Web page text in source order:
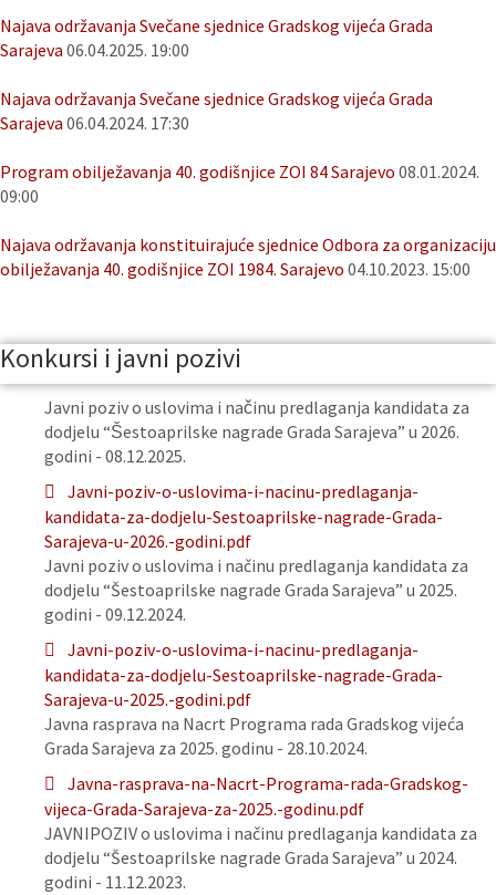
Najava održavanja Svečane sjednice Gradskog vijeća Grada
Sarajeva 06.04.2025. 19:00
Najava održavanja Svečane sjednice Gradskog vijeća Grada
Sarajeva 06.04.2024. 17:30
Program obilježavanja 40. godišnjice ZOI 84 Sarajevo 08.01.2024.
09:00
Najava održavanja konstituirajuće sjednice Odbora za organizaciju
obilježavanja 40. godišnjice ZOI 1984. Sarajevo 04.10.2023. 15:00
Konkursi i javni pozivi
Javni poziv o uslovima i načinu predlaganja kandidata za
dodjelu “Šestoaprilske nagrade Grada Sarajeva” u 2026.
godini - 08.12.2025.
Javni-poziv-o-uslovima-i-nacinu-predlaganja-
kandidata-za-dodjelu-Sestoaprilske-nagrade-Grada-
Sarajeva-u-2026.-godini.pdf
Javni poziv o uslovima i načinu predlaganja kandidata za
dodjelu “Šestoaprilske nagrade Grada Sarajeva” u 2025.
godini - 09.12.2024.
Javni-poziv-o-uslovima-i-nacinu-predlaganja-
kandidata-za-dodjelu-Sestoaprilske-nagrade-Grada-
Sarajeva-u-2025.-godini.pdf
Javna rasprava na Nacrt Programa rada Gradskog vijeća
Grada Sarajeva za 2025. godinu - 28.10.2024.
Javna-rasprava-na-Nacrt-Programa-rada-Gradskog-
vijeca-Grada-Sarajeva-za-2025.-godinu.pdf
JAVNIPOZIV o uslovima i načinu predlaganja kandidata za
dodjelu “Šestoaprilske nagrade Grada Sarajeva” u 2024.
godini - 11.12.2023.